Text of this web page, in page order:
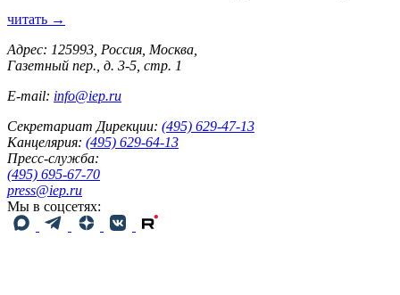
читать →
Адрес: 125993, Россия, Москва,
Газетный пер., д. 3-5, стр. 1
E-mail: info@iep.ru
Секретариат Дирекции: (495) 629-47-13
Канцелярия: (495) 629-64-13
Пресс-служба:
(495) 695-67-70
press@iep.ru
Мы в соцсетях: